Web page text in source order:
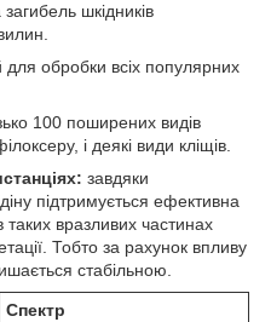
шкідників
для обробки всіх популярних
100 поширених видів
і деякі види кліщів.
завдяки
підтримується ефективна
таких вразливих частинах
Тобто за рахунок впливу
стабільною.
Спектр